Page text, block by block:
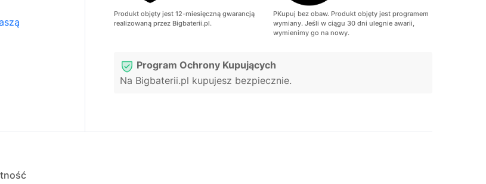
Produkt objęty jest 12-miesięczną gwarancją
realizowaną przez Bigbaterii.pl.
PKupuj bez obaw. Produkt objęty jest programem
wymiany. Jeśli w ciągu 30 dni ulegnie awarii,
wymienimy go na nowy.
Program Ochrony Kupujących
Na Bigbaterii.pl kupujesz bezpiecznie.